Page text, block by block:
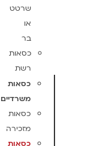
שרטט
או
בר
כסאות
רשת
כסאות
משרדיים
כסאות
מזכירה
כסאות